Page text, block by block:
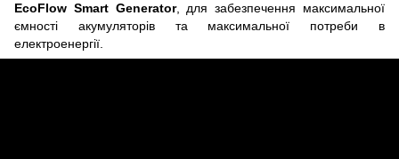
EcoFlow Smart Generator, для забезпечення максимальної
ємності акумуляторів та максимальної потреби в
електроенергії.